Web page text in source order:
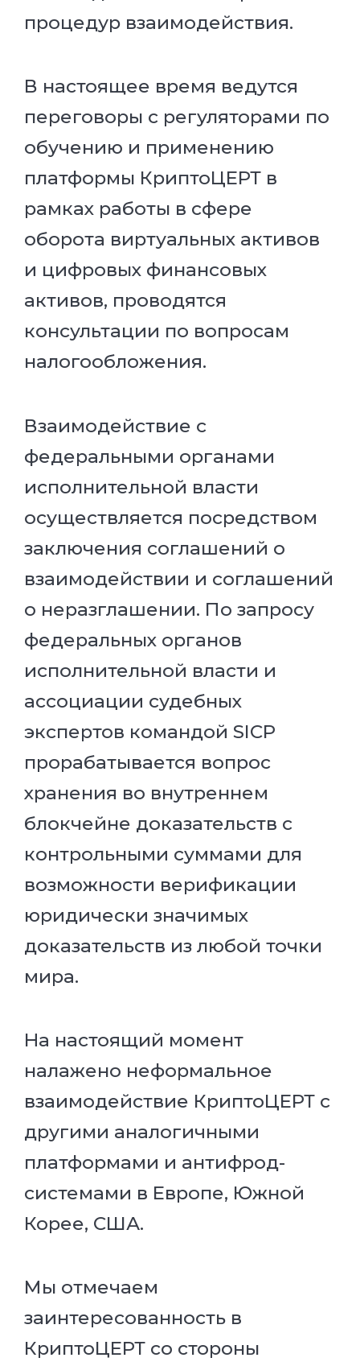
процедур взаимодействия.
В настоящее время ведутся
переговоры с регуляторами по
обучению и применению
платформы КриптоЦЕРТ в
рамках работы в сфере
оборота виртуальных активов
и цифровых финансовых
активов, проводятся
консультации по вопросам
налогообложения.
Взаимодействие с
федеральными органами
исполнительной власти
осуществляется посредством
заключения соглашений о
взаимодействии и соглашений
о неразглашении. По запросу
федеральных органов
исполнительной власти и
ассоциации судебных
экспертов командой SICP
прорабатывается вопрос
хранения во внутреннем
блокчейне доказательств с
контрольными суммами для
возможности верификации
юридически значимых
доказательств из любой точки
мира.
На настоящий момент
налажено неформальное
взаимодействие КриптоЦЕРТ с
другими аналогичными
платформами и антифрод-
системами в Европе, Южной
Корее, США.
Мы отмечаем
заинтересованность в
КриптоЦЕРТ со стороны